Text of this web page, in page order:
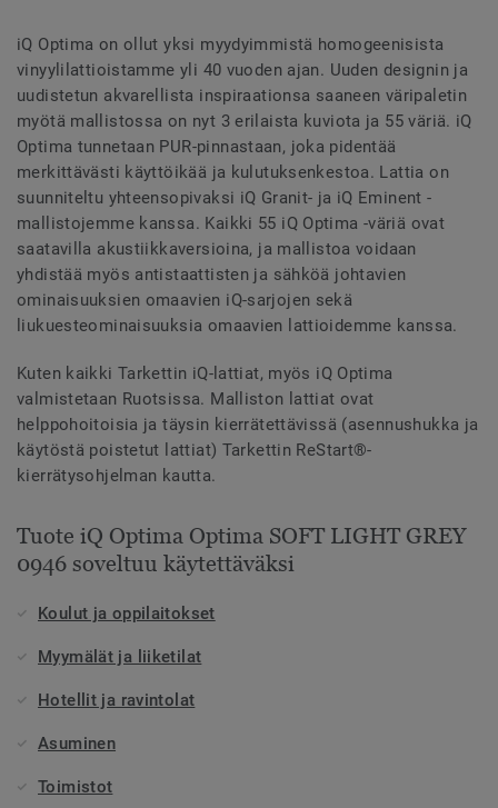
iQ Optima on ollut yksi myydyimmistä homogeenisista
vinyylilattioistamme yli 40 vuoden ajan. Uuden designin ja
uudistetun akvarellista inspiraationsa saaneen väripaletin
myötä mallistossa on nyt 3 erilaista kuviota ja 55 väriä. iQ
Optima tunnetaan PUR-pinnastaan, joka pidentää
merkittävästi käyttöikää ja kulutuksenkestoa. Lattia on
suunniteltu yhteensopivaksi iQ Granit- ja iQ Eminent -
mallistojemme kanssa. Kaikki 55 iQ Optima -väriä ovat
saatavilla akustiikkaversioina, ja mallistoa voidaan
yhdistää myös antistaattisten ja sähköä johtavien
ominaisuuksien omaavien iQ-sarjojen sekä
liukuesteominaisuuksia omaavien lattioidemme kanssa.
Kuten kaikki Tarkettin iQ-lattiat, myös iQ Optima
valmistetaan Ruotsissa. Malliston lattiat ovat
helppohoitoisia ja täysin kierrätettävissä (asennushukka ja
käytöstä poistetut lattiat) Tarkettin ReStart®-
kierrätysohjelman kautta.
Tuote iQ Optima Optima SOFT LIGHT GREY
0946 soveltuu käytettäväksi
Koulut ja oppilaitokset
Myymälät ja liiketilat
Hotellit ja ravintolat
Asuminen
Toimistot